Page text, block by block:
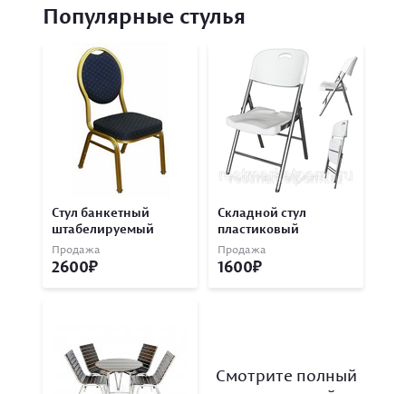
Популярные стулья
Стул банкетный
штабелируемый
Продажа
2600
Складной стул
пластиковый
Продажа
1600
Смотрите полный